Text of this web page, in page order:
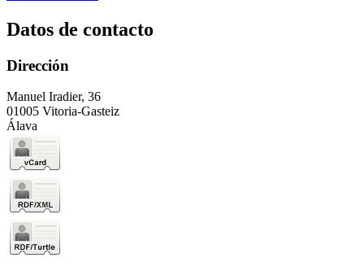
Datos de contacto
Dirección
Manuel Iradier, 36
01005 Vitoria-Gasteiz
Álava